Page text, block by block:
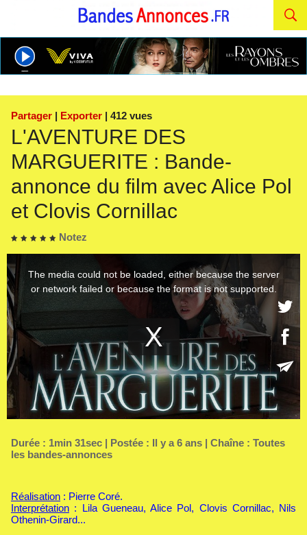
Partager | Exporter | 412 vues
L'AVENTURE DES
MARGUERITE : Bande-
annonce du film avec Alice Pol
et Clovis Cornillac
Notez
Durée : 1min 31sec | Postée : Il y a 6 ans | Chaîne : Toutes
les bandes-annonces
Réalisation : Pierre Coré.
Interprétation : Lila Gueneau, Alice Pol, Clovis Cornillac, Nils
Othenin-Girard...